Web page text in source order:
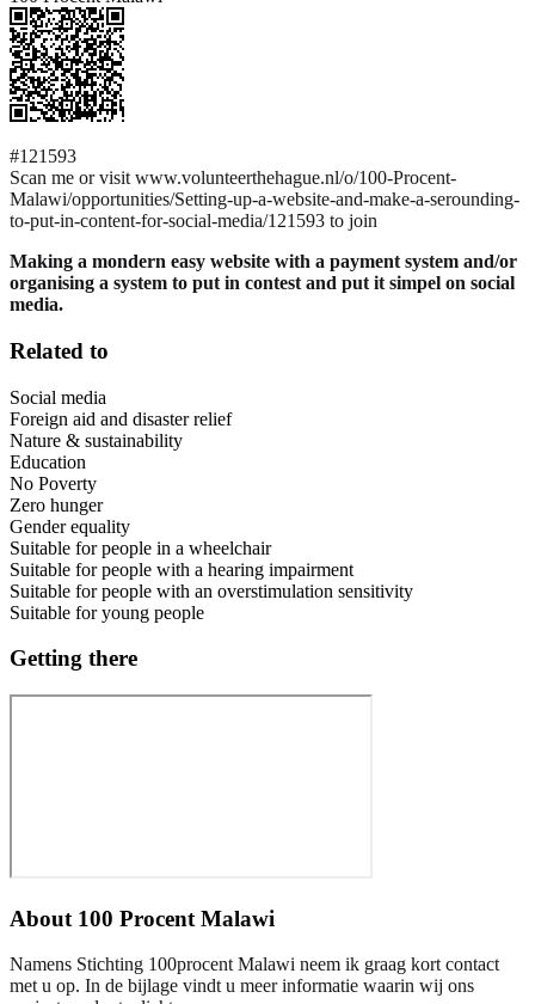
#121593
Scan me or visit www.volunteerthehague.nl/o/100-Procent-
Malawi/opportunities/Setting-up-a-website-and-make-a-serounding-
to-put-in-content-for-social-media/121593 to join
Making a mondern easy website with a payment system and/or
organising a system to put in contest and put it simpel on social
media.
Related to
Social media
Foreign aid and disaster relief
Nature & sustainability
Education
No Poverty
Zero hunger
Gender equality
Suitable for people in a wheelchair
Suitable for people with a hearing impairment
Suitable for people with an overstimulation sensitivity
Suitable for young people
Getting there
About 100 Procent Malawi
Namens Stichting 100procent Malawi neem ik graag kort contact
met u op. In de bijlage vindt u meer informatie waarin wij ons